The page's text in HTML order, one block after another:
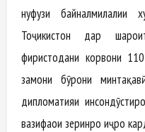
нуфузи байналмилалии
Тоҷикистон дар
фиристодани корвони
замони бӯҳрони
дипломатияи
вазифаҳои зеринро иҷро